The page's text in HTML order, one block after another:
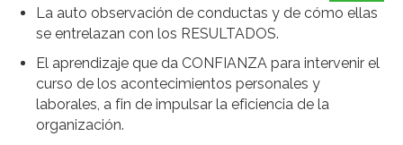
La auto observación de conductas y de cómo ellas
se entrelazan con los RESULTADOS.
El aprendizaje que da CONFIANZA para intervenir el
curso de los acontecimientos personales y
laborales, a fin de impulsar la eficiencia de la
organización.